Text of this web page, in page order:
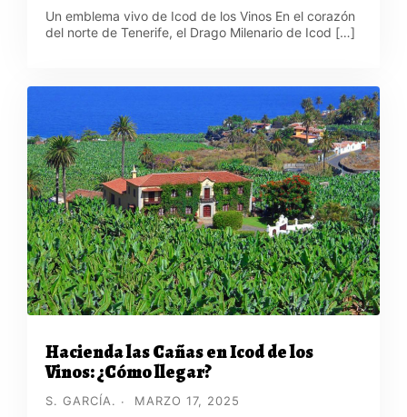
Un emblema vivo de Icod de los Vinos En el corazón
del norte de Tenerife, el Drago Milenario de Icod […]
Hacienda las Cañas en Icod de los
Vinos: ¿Cómo llegar?
S. GARCÍA. MARZO 17, 2025